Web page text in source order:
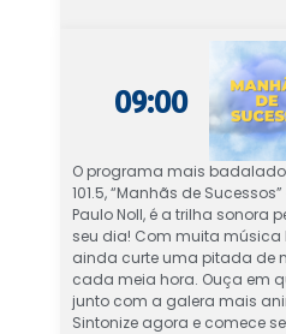
09:00
O programa mais
101.5, “Manhãs de
Paulo Noll, é a trilha sonora
seu dia! Com muita música
ainda curte uma pitada de
cada meia hora. Ouça em
junto com a galera mais
Sintonize agora e comece